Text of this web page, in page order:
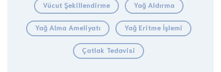
Vücut Şekillendirme Yağ Aldırma
Yağ Alma Ameliyatı Yağ Eritme İşlemi
Çatlak Tedavisi